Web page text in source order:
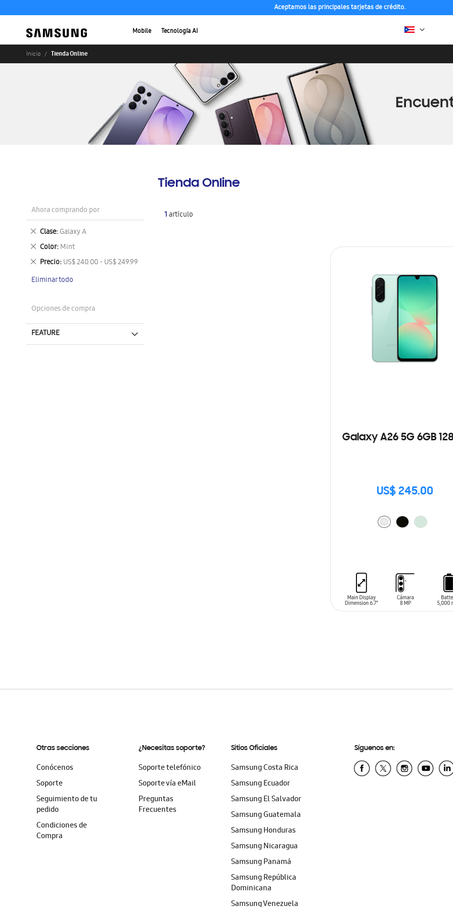
Aceptamos las principales tarjetas de crédito.
Mobile Tecnología AI
Inicio Tienda Online
Tienda Online
1artículo
Galaxy A26 5G 6GB
US$ 245.00
Ahora comprando por
Clase Galaxy A
Eliminar
este
artículo
Color Mint
Eliminar
este
artículo
Precio US$ 240.00 - US$ 249.99
Eliminar
artículo
Eliminar todo
Opciones de compra
FEATURE
Otras secciones
Conócenos
Soporte
Seguimiento de tu
pedido
Condiciones de
Compra
¿Necesitas soporte?
Soporte telefónico
Soporte vía eMail
Preguntas
Frecuentes
Sitios Oficiales
Samsung Costa Rica
Samsung Ecuador
Samsung El Salvador
Samsung Guatemala
Samsung Honduras
Samsung Nicaragua
Samsung Panamá
Samsung República
Dominicana
Samsung Venezuela
Síguenos en: